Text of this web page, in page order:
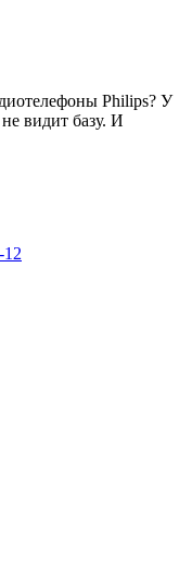
Philips? У
видит базу. И
12